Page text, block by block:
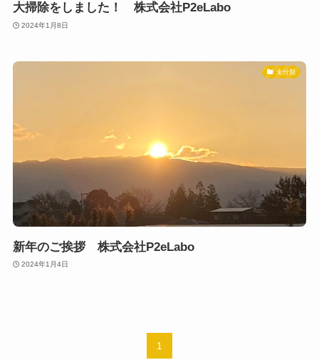
大掃除をしました！ 株式会社P2eLabo
2024年1月8日
未分類
新年のご挨拶 株式会社P2eLabo
2024年1月4日
1